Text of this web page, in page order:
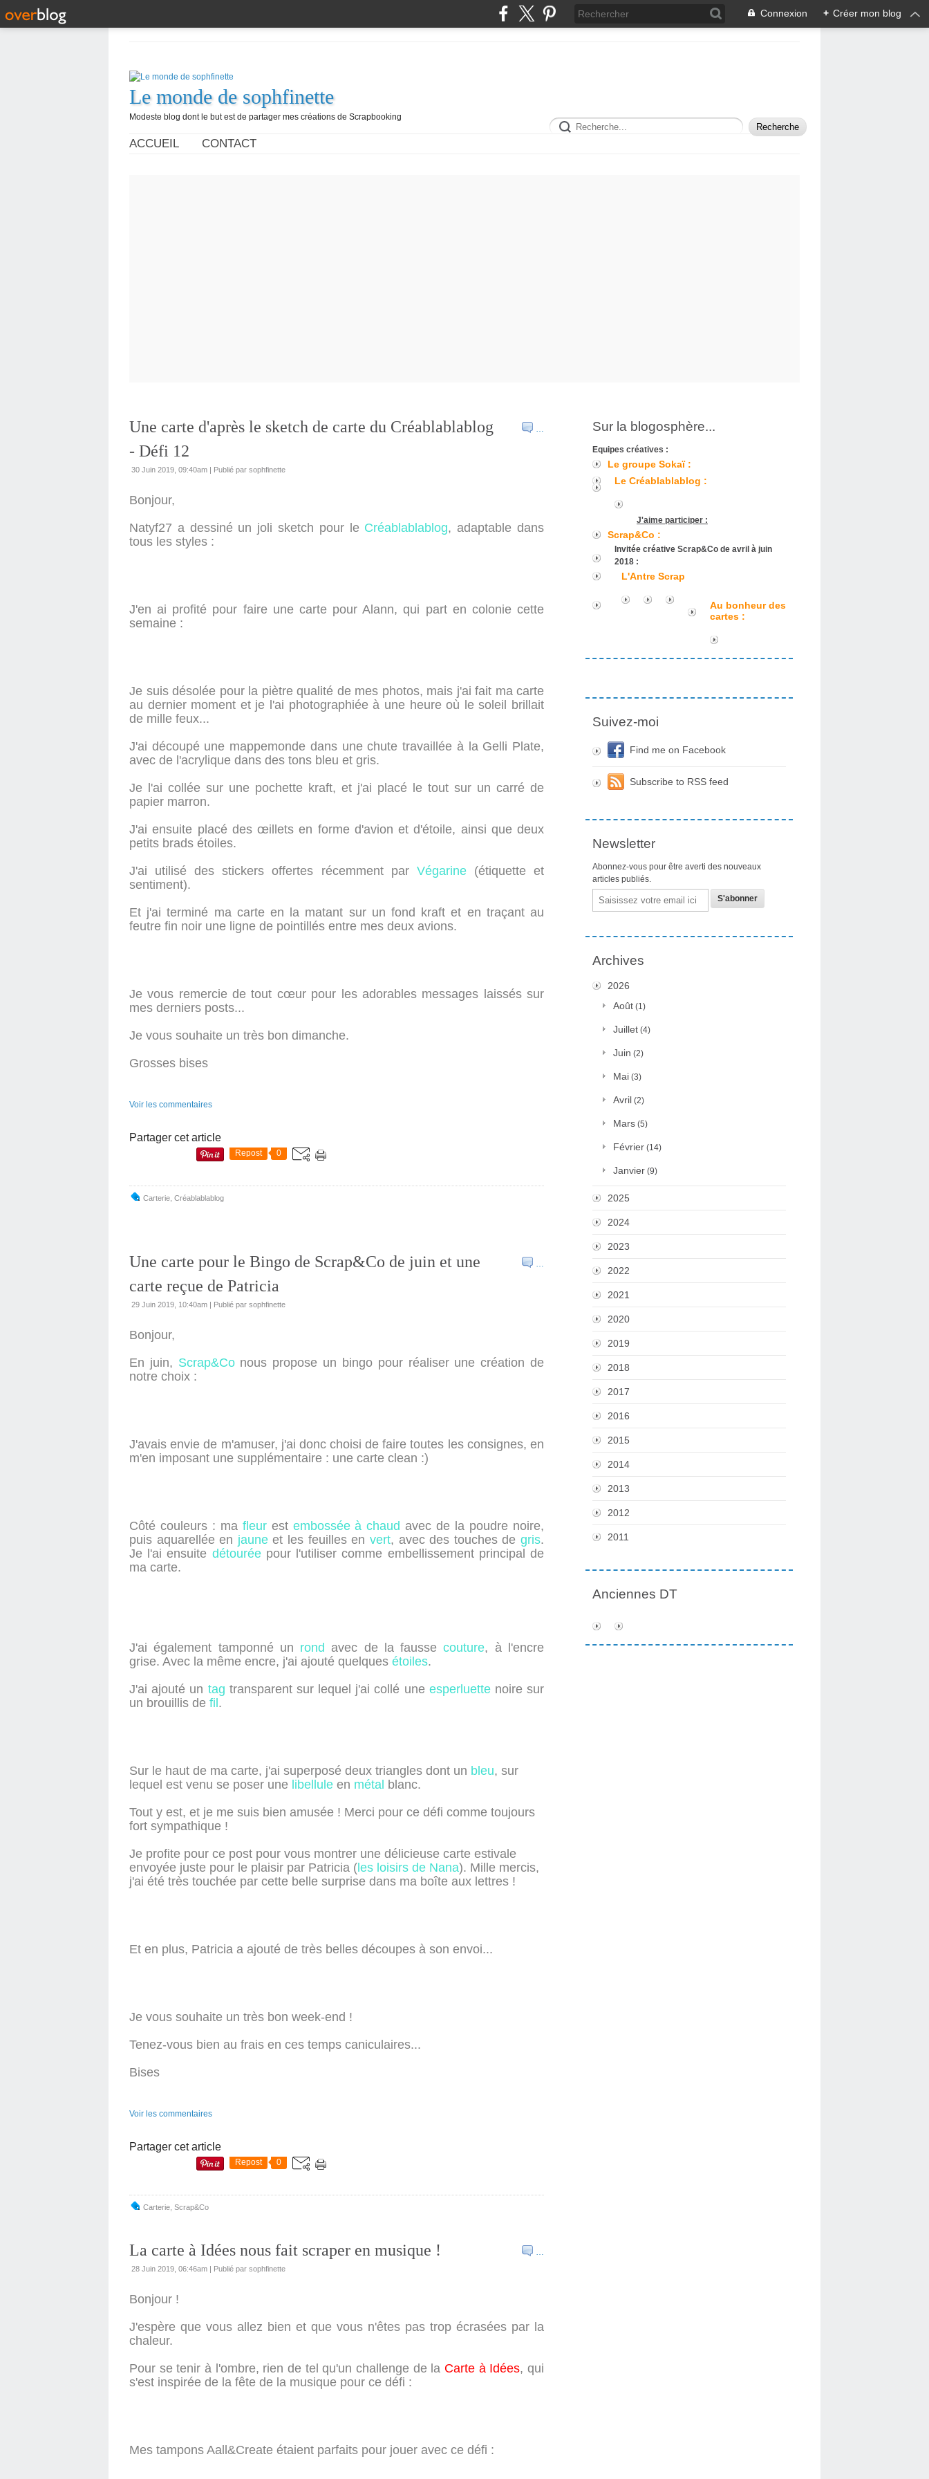
Connexion + Créer mon blog
Le monde de sophfinette
Modeste blog dont le but est de partager mes créations de Scrapbooking
ACCUEIL CONTACT
…
Une carte d'après le sketch de carte du Créablablablog
- Défi 12
30 Juin 2019, 09:40am | Publié par sophfinette
Bonjour,
Natyf27 a dessiné un joli sketch pour le Créablablablog, adaptable dans
tous les styles :
J'en ai profité pour faire une carte pour Alann, qui part en colonie cette
semaine :
Je suis désolée pour la piètre qualité de mes photos, mais j'ai fait ma carte
au dernier moment et je l'ai photographiée à une heure où le soleil brillait
de mille feux...
J'ai découpé une mappemonde dans une chute travaillée à la Gelli Plate,
avec de l'acrylique dans des tons bleu et gris.
Je l'ai collée sur une pochette kraft, et j'ai placé le tout sur un carré de
papier marron.
J'ai ensuite placé des œillets en forme d'avion et d'étoile, ainsi que deux
petits brads étoiles.
J'ai utilisé des stickers offertes récemment par Végarine(étiquette et
sentiment).
Et j'ai terminé ma carte en la matant sur un fond kraft et en traçant au
feutre fin noir une ligne de pointillés entre mes deux avions.
Je vous remercie de tout cœur pour les adorables messages laissés sur
mes derniers posts...
Je vous souhaite un très bon dimanche.
Grosses bises
Voir les commentaires
Partager cet article
Repost 0
Carterie Créablablablog
…
Une carte pour le Bingo de Scrap&Co de juin et une
carte reçue de Patricia
29 Juin 2019, 10:40am | Publié par sophfinette
Bonjour,
En juin, Scrap&Conous propose un bingo pour réaliser une création de
notre choix :
J'avais envie de m'amuser, j'ai donc choisi de faire toutes les consignes, en
m'en imposant une supplémentaire : une carte clean :)
Côté couleurs : ma fleurest embossée à chaud avec de la poudre noire,
puis aquarellée en jauneet les feuilles en vert, avec des touches degris.
Je l'ai ensuite détouréepour l'utiliser comme embellissement principal de
ma carte.
J'ai également tamponné un rond avec de la faussecouture, à l'encre
grise. Avec la même encre, j'ai ajouté quelques étoiles.
J'ai ajouté un tag transparent sur lequel j'ai collé une esperluettenoire sur
un brouillis de fil.
Sur le haut de ma carte, j'ai superposé deux triangles dont un bleu, sur
lequel est venu se poser une libellule en métal blanc.
Tout y est, et je me suis bien amusée ! Merci pour ce défi comme toujours
fort sympathique !
Je profite pour ce post pour vous montrer une délicieuse carte estivale
envoyée juste pour le plaisir par Patricia (les loisirs de Nana). Mille mercis,
j'ai été très touchée par cette belle surprise dans ma boîte aux lettres !
Et en plus, Patricia a ajouté de très belles découpes à son envoi...
Je vous souhaite un très bon week-end !
Tenez-vous bien au frais en ces temps caniculaires...
Bises
Voir les commentaires
Partager cet article
Repost 0
Carterie Scrap&co
…
La carte à Idées nous fait scraper en musique !
28 Juin 2019, 06:46am | Publié par sophfinette
Bonjour !
J'espère que vous allez bien et que vous n'êtes pas trop écrasées par la
chaleur.
Pour se tenir à l'ombre, rien de tel qu'un challenge de la Carte à Idées, qui
s'est inspirée de la fête de la musique pour ce défi :
Mes tampons Aall&Create étaient parfaits pour jouer avec ce défi :
Sur la blogosphère...
Equipes créatives :
Le groupe Sokaï :
Le Créablablablog :
J'aime participer :
Scrap&Co :
Invitée créative Scrap&Co de avril à juin
2018 :
L'Antre Scrap
Au bonheur des
cartes :
Suivez-moi
Find me on Facebook
Subscribe to RSS feed
Newsletter
Abonnez-vous pour être averti des nouveaux
articles publiés.
Email
Archives
2026
Août (1)
Juillet (4)
Juin (2)
Mai (3)
Avril (2)
Mars (5)
Février (14)
Janvier (9)
2025
2024
2023
2022
2021
2020
2019
2018
2017
2016
2015
2014
2013
2012
2011
Anciennes DT